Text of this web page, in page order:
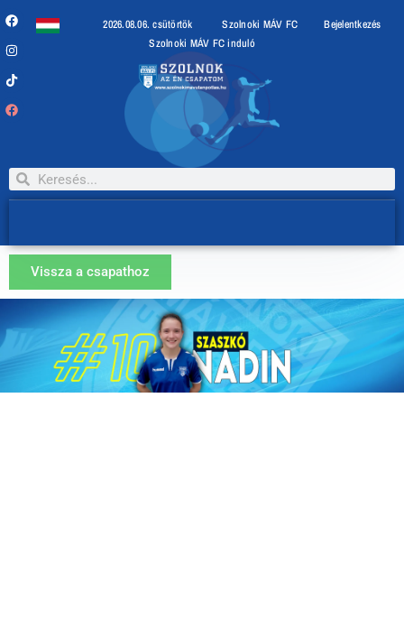
2026.08.06. csütörtök Szolnoki MÁV FC
Bejelentkezés
Szolnoki MÁV FC induló
Vissza a csapathoz